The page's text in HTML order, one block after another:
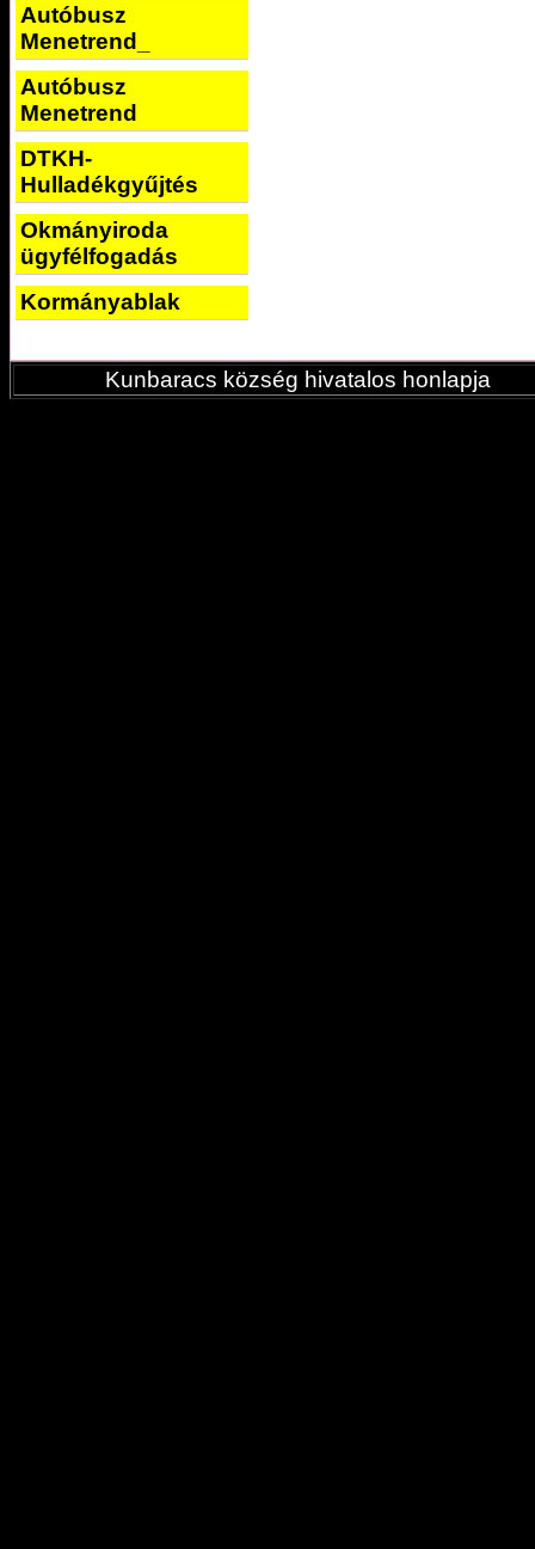
Autóbusz
Menetrend_
Autóbusz
Menetrend
DTKH-
Hulladékgyűjtés
Okmányiroda
ügyfélfogadás
Kormányablak
Kunbaracs község hivatalos honlapja